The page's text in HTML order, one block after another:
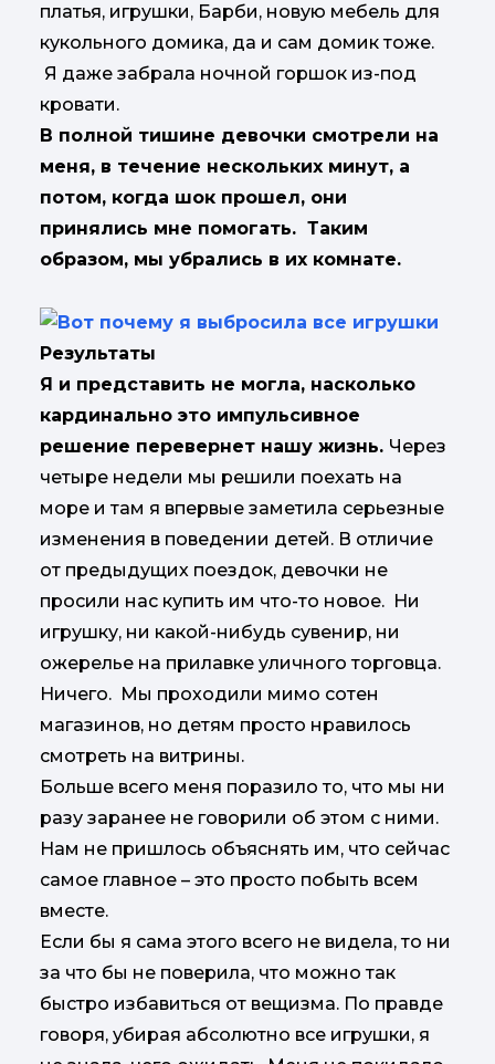
платья, игрушки, Барби, новую мебель для
кукольного домика, да и сам домик тоже.
Я даже забрала ночной горшок из-под
кровати.
В полной тишине девочки смотрели на
меня, в течение нескольких минут, а
потом, когда шок прошел, они
принялись мне помогать. Таким
образом, мы убрались в их комнате.
Результаты
Я и представить не могла, насколько
кардинально это импульсивное
решение перевернет нашу жизнь. Через
четыре недели мы решили поехать на
море и там я впервые заметила серьезные
изменения в поведении детей. В отличие
от предыдущих поездок, девочки не
просили нас купить им что-то новое. Ни
игрушку, ни какой-нибудь сувенир, ни
ожерелье на прилавке уличного торговца.
Ничего. Мы проходили мимо сотен
магазинов, но детям просто нравилось
смотреть на витрины.
Больше всего меня поразило то, что мы ни
разу заранее не говорили об этом с ними.
Нам не пришлось объяснять им, что сейчас
самое главное – это просто побыть всем
вместе.
Если бы я сама этого всего не видела, то ни
за что бы не поверила, что можно так
быстро избавиться от вещизма. По правде
говоря, убирая абсолютно все игрушки, я